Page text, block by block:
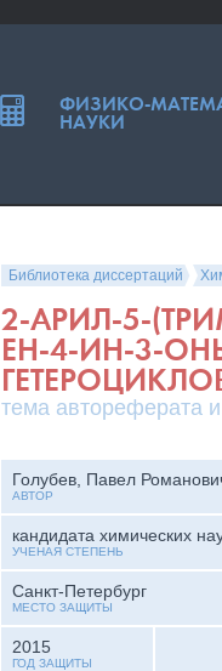
Библиотека диссертаций
2-АРИЛ-5-
ЕН-4-ИН-3-
тема автореферата
Голубев, Павел
АВТОР
кандидата химических
УЧЕНАЯ СТЕПЕНЬ
Санкт-Петербург
МЕСТО ЗАЩИТЫ
2015
ГОД ЗАЩИТЫ
ФИЗИКО-
НАУКИ